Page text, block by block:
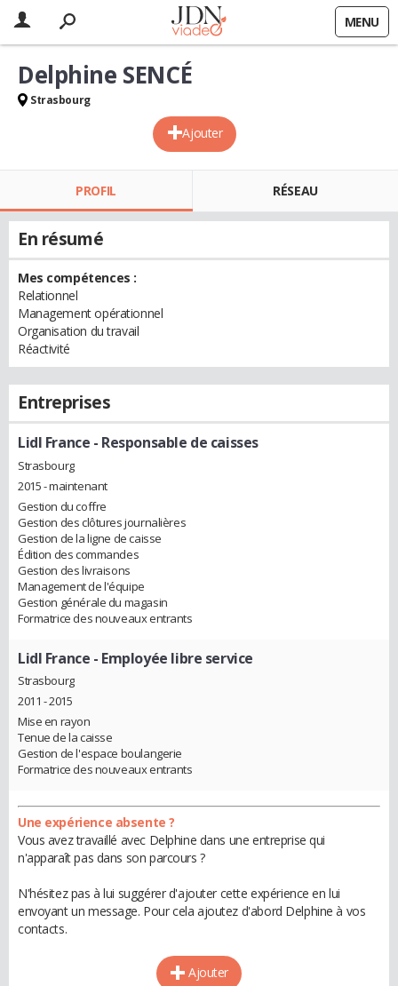
MENU
Ajouter
Delphine SENCÉ
Strasbourg
PROFIL RÉSEAU
En résumé
Mes compétences :
Relationnel
Management opérationnel
Organisation du travail
Réactivité
Entreprises
Lidl France - Responsable de caisses
Strasbourg
2015 - maintenant
Gestion du coffre
Gestion des clôtures journalières
Gestion de la ligne de caisse
Édition des commandes
Gestion des livraisons
Management de l'équipe
Gestion générale du magasin
Formatrice des nouveaux entrants
Lidl France - Employée libre service
Strasbourg
2011 - 2015
Mise en rayon
Tenue de la caisse
Gestion de l'espace boulangerie
Formatrice des nouveaux entrants
Une expérience absente ?
Vous avez travaillé avec Delphine dans une entreprise qui
n'apparaît pas dans son parcours ?
N'hésitez pas à lui suggérer d'ajouter cette expérience en lui
envoyant un message. Pour cela ajoutez d'abord Delphine à vos
contacts.
Ajouter